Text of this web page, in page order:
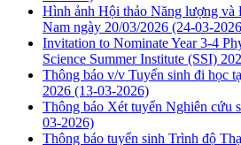
Hình ảnh Hội thảo Năng lượng và
Nam ngày 20/03/2026 (24-03-
Invitation to Nominate Year 3-4
Science Summer Institute (SSI)
Thông báo v/v Tuyển sinh đi học
2026 (13-03-2026)
Thông báo Xét tuyển Nghiên cứu
03-2026)
Thông báo tuyển sinh Trình độ